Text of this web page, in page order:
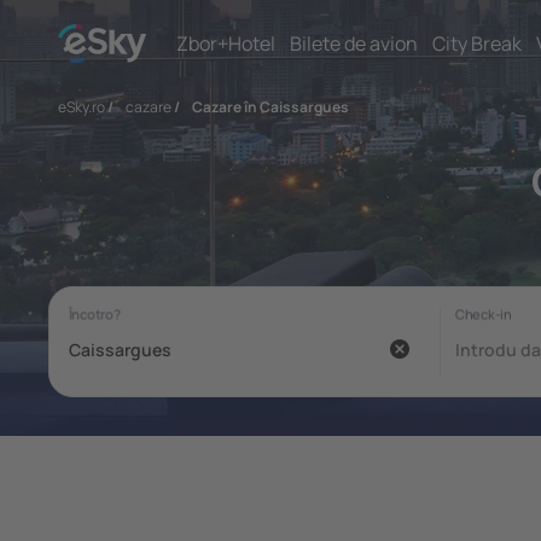
Zbor+Hotel Bilete de avion City Break
eSky.ro/ cazare/ Cazare în Caissargues